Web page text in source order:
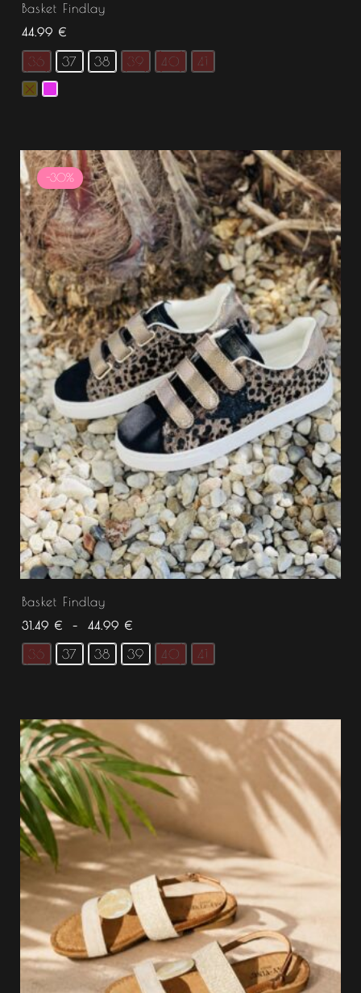
Basket Findlay
44.99 €
36 37 38 39 40 41
-30%
Basket Findlay
31.49 € – 44.99 €
Plage
de
prix :
31.49 €
à
44.99 €
36 37 38 39 40 41